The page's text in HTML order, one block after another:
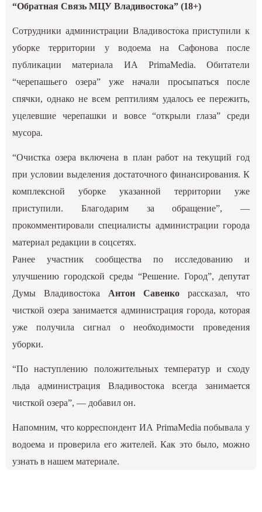
ГИД
“Обратная Связь МЦУ Владивостока” (18+)
Сотрудники администрации Владивостока приступили к
уборке территории у водоема на Сафонова после
публикации материала ИА PrimaMedia. Обитатели
“черепашьего озера” уже начали просыпаться после
спячки, однако не всем рептилиям удалось ее пережить,
уцелевшие черепашки и вовсе “открыли глаза” среди
мусора.
“Очистка озера включена в план работ на текущий год
при условии выделения достаточного финансирования. К
комплексной уборке указанной территории уже
приступили. Благодарим за обращение”, —
прокомментировали специалисты администрации города
материал редакции в соцсетях.
Ранее участник сообщества по исследованию и
улучшению городской среды “Решение. Город”, депутат
Думы Владивостока Антон Савенко рассказал, что
чисткой озера занимается администрация города, которая
уже получила сигнал о необходимости проведения
уборки.
“По наступлению положительных температур и сходу
льда администрация Владивостока всегда занимается
чисткой озера”, — добавил он.
Напомним, что корреспондент ИА PrimaMedia побывала у
водоема и проверила его жителей. Как это было, можно
узнать в нашем материале.